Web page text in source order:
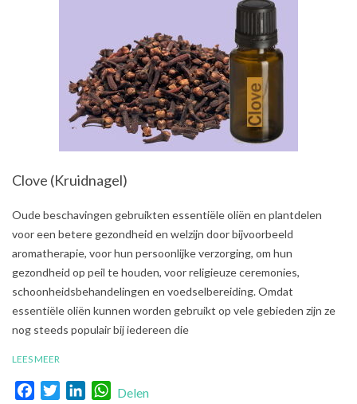
Clove (Kruidnagel)
2021-
Oude beschavingen gebruikten essentiële oliën en plantdelen
voor een betere gezondheid en welzijn door bijvoorbeeld
aromatherapie, voor hun persoonlijke verzorging, om hun
gezondheid op peil te houden, voor religieuze ceremonies,
schoonheidsbehandelingen en voedselbereiding. Omdat
essentiële oliën kunnen worden gebruikt op vele gebieden zijn ze
nog steeds populair bij iedereen die
LEES MEER
FacebookTwitterLinkedInWhatsApp
Delen